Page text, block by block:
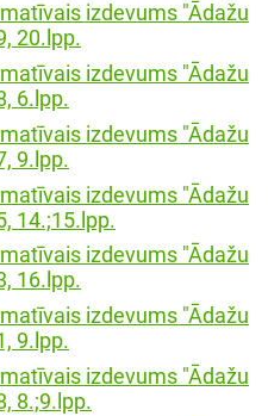
izdevums "Ādažu
20.lpp.
izdevums "Ādažu
6.lpp.
izdevums "Ādažu
9.lpp.
izdevums "Ādažu
14.;15.lpp.
izdevums "Ādažu
16.lpp.
izdevums "Ādažu
9.lpp.
izdevums "Ādažu
8.;9.lpp.